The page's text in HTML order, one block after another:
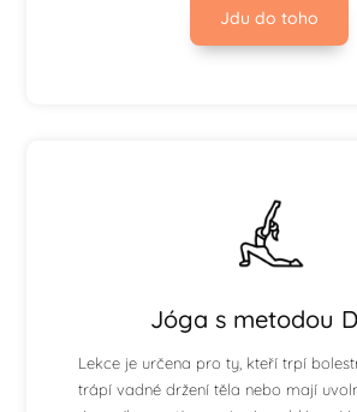
Jdu do toho
Jóga s metodou
Lekce je určena pro ty, kteří trpí
trápí vadné držení těla nebo mají